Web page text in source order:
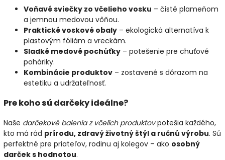
Voňavé sviečky zo včelieho vosku – čisté plameňom
a jemnou medovou vôňou.
Praktické voskové obaly – ekologická alternatíva k
plastovým fóliám a vreckám.
Sladké medové pochúťky – potešenie pre chuťové
poháriky.
Kombinácie produktov – zostavené s dôrazom na
estetiku a udržateľnosť.
Pre koho sú darčeky ideálne?
Naše darčekové balenia z včelích produktovpotešia každého,
kto má rád prírodu, zdravý životný štýl a ručnú výrobu. Sú
perfektné pre priateľov, rodinu aj kolegov – ako osobný
darček s hodnotou.